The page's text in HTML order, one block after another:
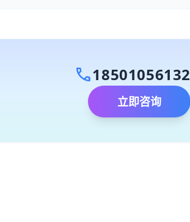
call18501056132
立即咨询